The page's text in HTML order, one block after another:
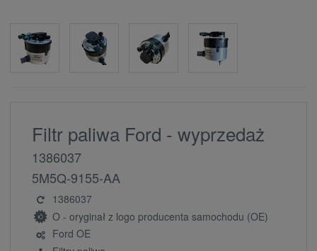
Filtr paliwa Ford - wyprzedaż
1386037
5M5Q-9155-AA
1386037
O - oryginał z logo producenta samochodu (OE)
Ford OE